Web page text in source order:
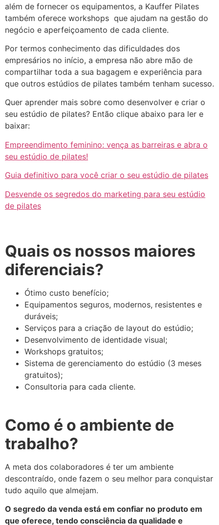
além de fornecer os equipamentos, a Kauffer Pilates
também oferece workshops que ajudam na gestão do
negócio e aperfeiçoamento de cada cliente.
Por termos conhecimento das dificuldades dos
empresários no início, a empresa não abre mão de
compartilhar toda a sua bagagem e experiência para
que outros estúdios de pilates também tenham sucesso.
Quer aprender mais sobre como desenvolver e criar o
seu estúdio de pilates? Então clique abaixo para ler e
baixar:
Empreendimento feminino: vença as barreiras e abra o
seu estúdio de pilates!
Guia definitivo para você criar o seu estúdio de pilates
Desvende os segredos do marketing para seu estúdio
de pilates
Quais os nossos maiores
diferenciais?
Ótimo custo benefício;
Equipamentos seguros, modernos, resistentes e
duráveis;
Serviços para a criação de layout do estúdio;
Desenvolvimento de identidade visual;
Workshops gratuitos;
Sistema de gerenciamento do estúdio (3 meses
gratuitos);
Consultoria para cada cliente.
Como é o ambiente de
trabalho?
A meta dos colaboradores é ter um ambiente
descontraído, onde fazem o seu melhor para conquistar
tudo aquilo que almejam.
O segredo da venda está em confiar no produto em
que oferece, tendo consciência da qualidade e